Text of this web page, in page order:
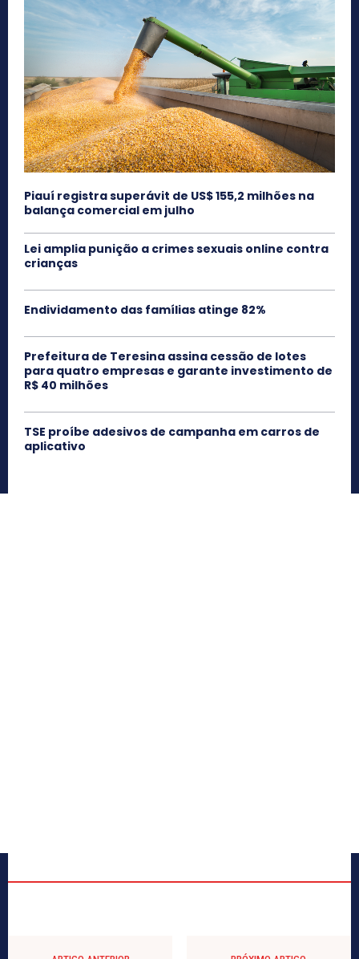
Piauí registra superávit de US$ 155,2 milhões na
balança comercial em julho
Lei amplia punição a crimes sexuais online contra
crianças
Endividamento das famílias atinge 82%
Prefeitura de Teresina assina cessão de lotes
para quatro empresas e garante investimento de
R$ 40 milhões
TSE proíbe adesivos de campanha em carros de
aplicativo